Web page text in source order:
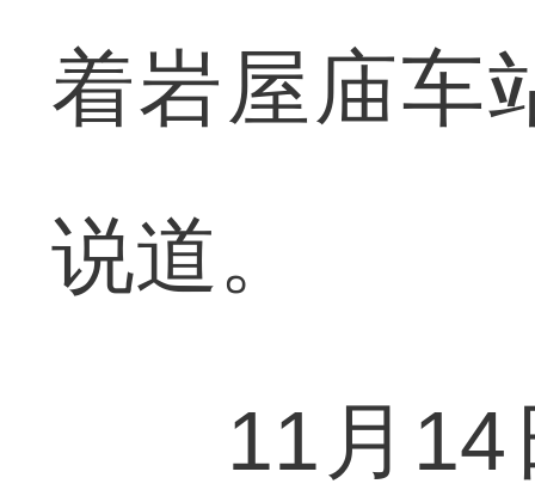
着岩屋庙车
说道。
11月14日